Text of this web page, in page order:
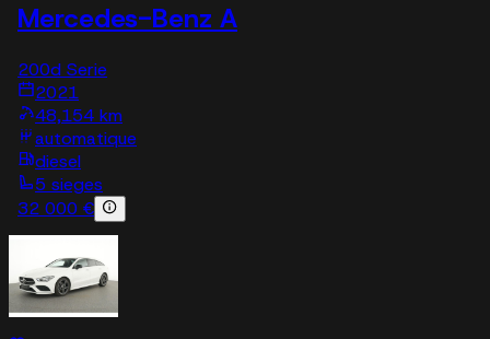
Mercedes-Benz A
200d Serie
2021
48,154 km
automatique
diesel
5 sieges
32 000 €